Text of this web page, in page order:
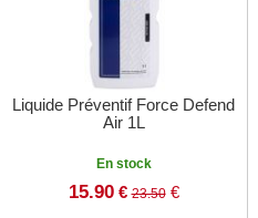
Liquide Préventif Force Defend
Air 1L
En stock
15.90 € 23.50€